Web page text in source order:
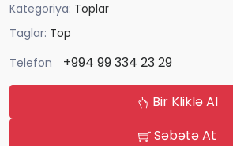
Kategoriya: Toplar
Taglar: Top
Telefon
+994 99 334 23 29
Bir Kliklə Al
Səbətə At